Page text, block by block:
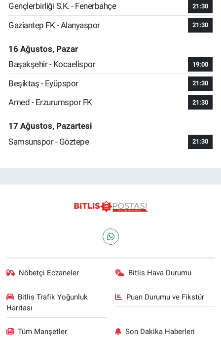
Gençlerbirliği S.K. - Fenerbahçe 21:30
Gaziantep FK - Alanyaspor 21:30
16 Ağustos, Pazar
Başakşehir - Kocaelispor
19:00
Beşiktaş - Eyüpspor 21:30
Amed - Erzurumspor FK 21:30
17 Ağustos, Pazartesi
Samsunspor - Göztepe
21:30
Nöbetçi Eczaneler Bitlis Hava Durumu
Bitlis Trafik Yoğunluk
Haritası
Puan Durumu ve Fikstür
Tüm Manşetler Son Dakika Haberleri